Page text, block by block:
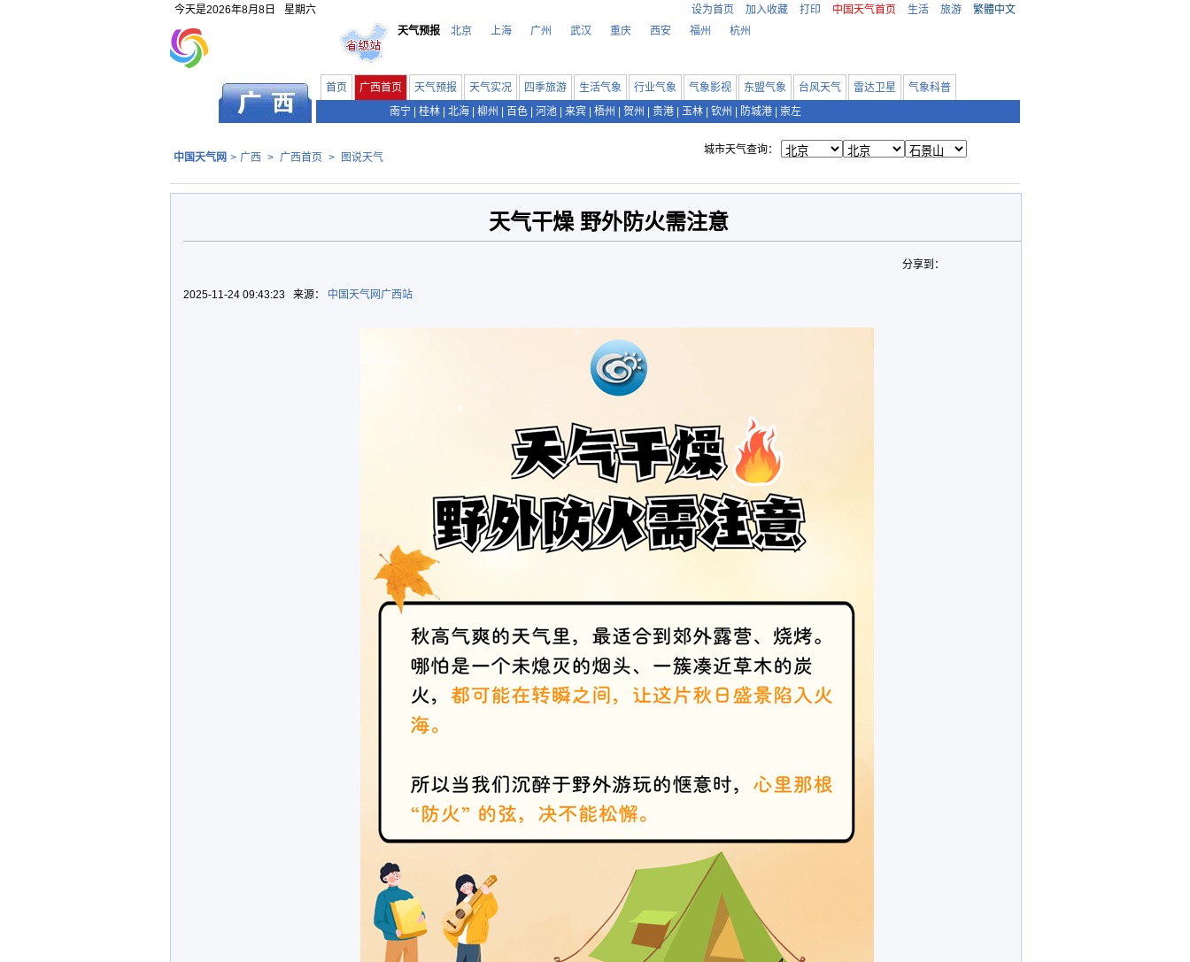
今天是2026年8月8日 星期六 设为首页 加入收藏 打印 中国天气首页 生活 旅游
繁體中文
天气预报
北京 上海 广州 武汉 重庆 西安 福州 杭州
首页 广西首页 天气预报 天气实况 四季旅游 生活气象 行业气象 气象影视 东盟气象 台风天气 雷达卫星
气象科普
南宁
桂林 北海 柳州 百色 河池 来宾 梧州 贺州 贵港 玉林 钦州 防城港 崇左
中国天气网 > 广西 > 广西首页 > 图说天气
城市天气查询：
天气干燥 野外防火需注意
分享到：
2025-11-24 09:43:23 来源： 中国天气网广西站